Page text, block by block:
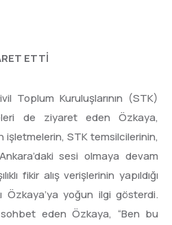
ETTİ
Toplum Kuruluşlarının (STK)
de ziyaret eden Özkaya,
STK temsilcilerinin,
sesi olmaya devam
fikir alış verişlerinin yapıldığı
Özkaya’ya yoğun ilgi gösterdi.
sohbet eden Özkaya, “Ben bu